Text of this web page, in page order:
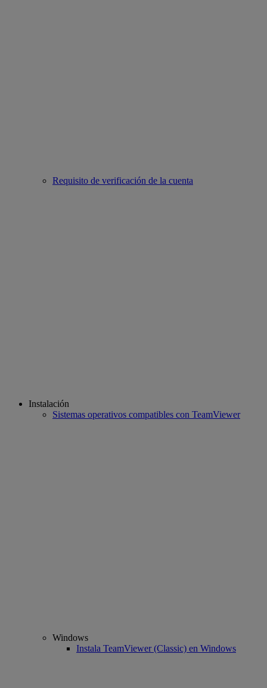
Requisito de verificación de la cuenta
Instalación
Sistemas operativos compatibles con TeamViewer
Windows
Instala TeamViewer (Classic) en Windows